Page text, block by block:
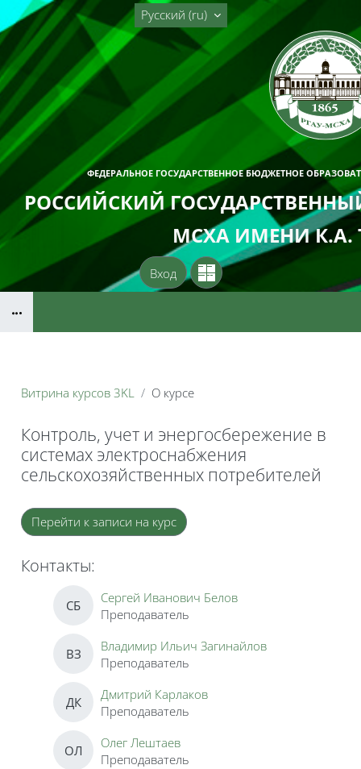
Перейти к основному содержанию
ФЕДЕРАЛЬНОЕ ГОСУДАРСТВЕННОЕ БЮДЖЕТНОЕ
РОССИЙСКИЙ
МСХА ИМЕНИ К.А.
Русский ‎(ru)‎
Вход
Витрина курсов 3KL О курсе
Контроль, учет и энергосбережение в
системах электроснабжения
сельскохозяйственных потребителей
Блоки
Перейти к записи на курс
Контакты:
СБ
Сергей Иванович Белов
Преподаватель
ВЗ
Владимир Ильич Загинайлов
Преподаватель
ДК
Дмитрий Карлаков
Преподаватель
ОЛ
Олег Лештаев
Преподаватель